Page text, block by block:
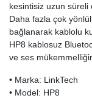
kesintisiz uzun süreli
Daha fazla çok
bağlanarak kablolu
HP8 kablosuz
ve ses
• Marka: LinkTech
• Model: HP8